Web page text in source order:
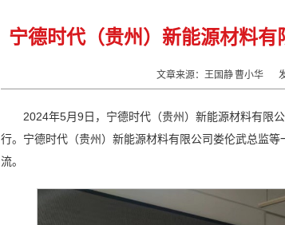
宁德时代（贵州）新能源材料
文章来源：王国静 曹小华
2024年5月9日，宁德时代（贵州）新能源材料有限
行。宁德时代（贵州）新能源材料有限公司娄伦武总监
流。